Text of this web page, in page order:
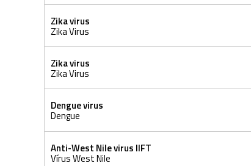
Zika virus
Zika Virus
Zika virus
Zika Virus
Dengue virus
Dengue
Anti-West Nile virus IIFT
Vírus West Nile